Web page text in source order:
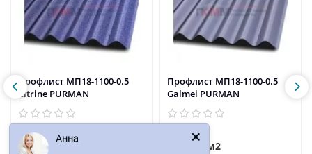
Профлист МП18-1100-0.5
Citrine PURMAN
947р. 786р.
Профлист МП18-1100-0.5
Galmei PURMAN
789р. /м2
Анна